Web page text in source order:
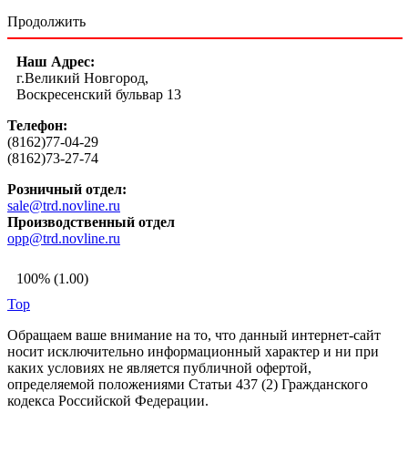
Продолжить
Наш Адрес:
г.Великий Новгород,
Воскресенский бульвар 13
Телефон:
(8162)77-04-29
(8162)73-27-74
Розничный отдел:
sale@trd.novline.ru
Производственный отдел
opp@trd.novline.ru
100% (1.00)
Top
Обращаем ваше внимание на то, что данный интернет-сайт
носит исключительно информационный характер и ни при
каких условиях не является публичной офертой,
определяемой положениями Статьи 437 (2) Гражданского
кодекса Российской Федерации.